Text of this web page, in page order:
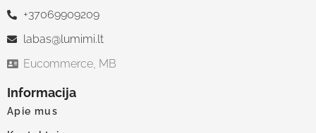
+37069909209
labas@lumimi.lt
Eucommerce, MB
Informacija
Apie mus